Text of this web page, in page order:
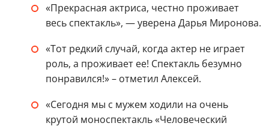
«Прекрасная актриса, честно проживает
весь спектакль», — уверена Дарья Миронова.
«Тот редкий случай, когда актер не играет
роль, а проживает ее! Спектакль безумно
понравился!» – отметил Алексей.
«Сегодня мы с мужем ходили на очень
крутой моноспектакль «Человеческий